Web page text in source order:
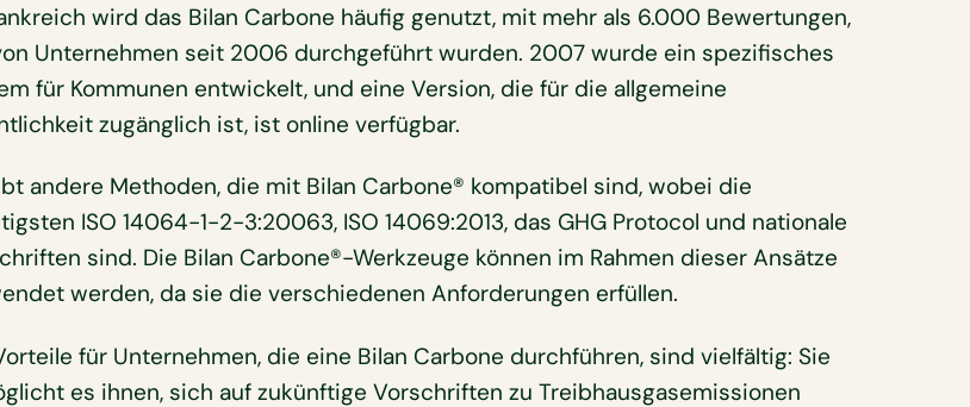
wird das Bilan Carbone häufig genutzt, mit mehr als 6.000 Bewertungen,
Unternehmen seit 2006 durchgeführt wurden. 2007 wurde ein spezifisches
für Kommunen entwickelt, und eine Version, die für die allgemeine
zugänglich ist, ist online verfügbar.
andere Methoden, die mit Bilan Carbone® kompatibel sind, wobei die
ISO 14064-1-2-3:20063, ISO 14069:2013, das GHG Protocol und nationale
sind. Die Bilan Carbone®-Werkzeuge können im Rahmen dieser Ansätze
werden, da sie die verschiedenen Anforderungen erfüllen.
für Unternehmen, die eine Bilan Carbone durchführen, sind vielfältig: Sie
es ihnen, sich auf zukünftige Vorschriften zu Treibhausgasemissionen